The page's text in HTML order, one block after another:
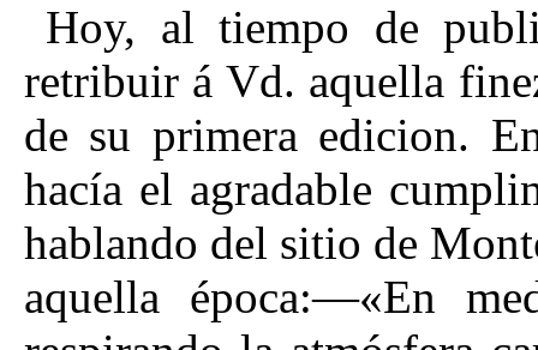
Hoy, al tiempo de
retribuir á Vd. aquella
de su primera edicion.
hacía el agradable
hablando del sitio de
aquella época:—«En